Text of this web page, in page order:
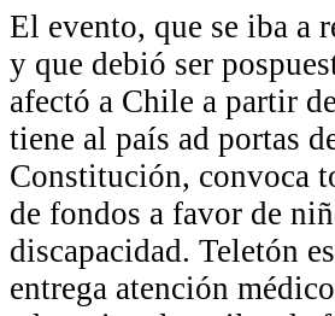
El evento, que se iba a
y que debió ser
afectó a Chile a partir
tiene al país ad portas
Constitución, convoca
de fondos a favor de
discapacidad. Teletón
entrega atención